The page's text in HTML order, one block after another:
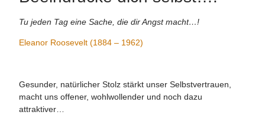
Tu jeden Tag eine Sache, die dir Angst macht…!
Eleanor Roosevelt (1884 – 1962)
Gesunder, natürlicher Stolz stärkt unser Selbstvertrauen,
macht uns offener, wohlwollender und noch dazu
attraktiver…